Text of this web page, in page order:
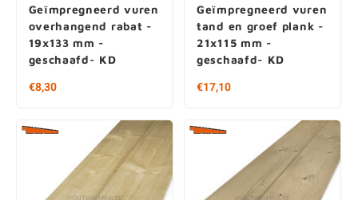
Geïmpregneerd vuren
overhangend rabat -
19x133 mm -
geschaafd- KD
€8,30
Geïmpregneerd vuren
tand en groef plank -
21x115 mm -
geschaafd- KD
€17,10